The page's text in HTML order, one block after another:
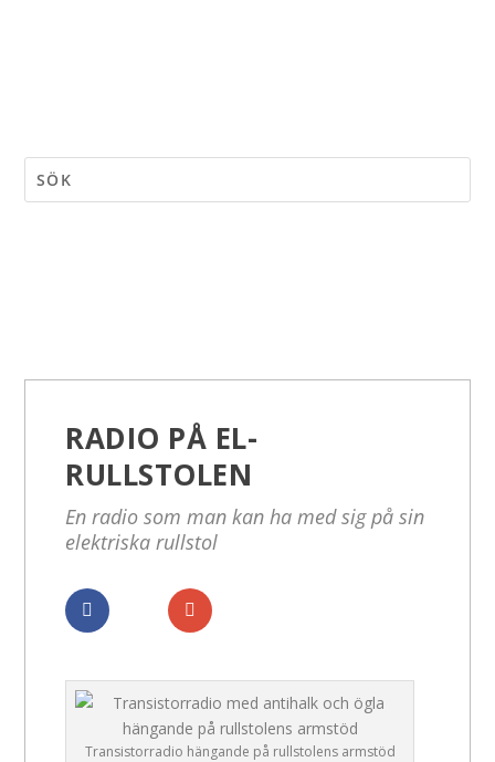
RADIO PÅ EL-
RULLSTOLEN
En radio som man kan ha med sig på sin
elektriska rullstol
Transistorradio hängande på rullstolens armstöd